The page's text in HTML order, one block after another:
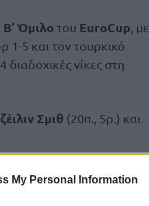
My Personal Information
Β’ Όμιλο του EuroCup , με
1-5 και τον τουρκικό
διαδοχικές νίκες στη
Σμιθ (20π., 5ρ.) και
είναι αυτό στην Αγγλία